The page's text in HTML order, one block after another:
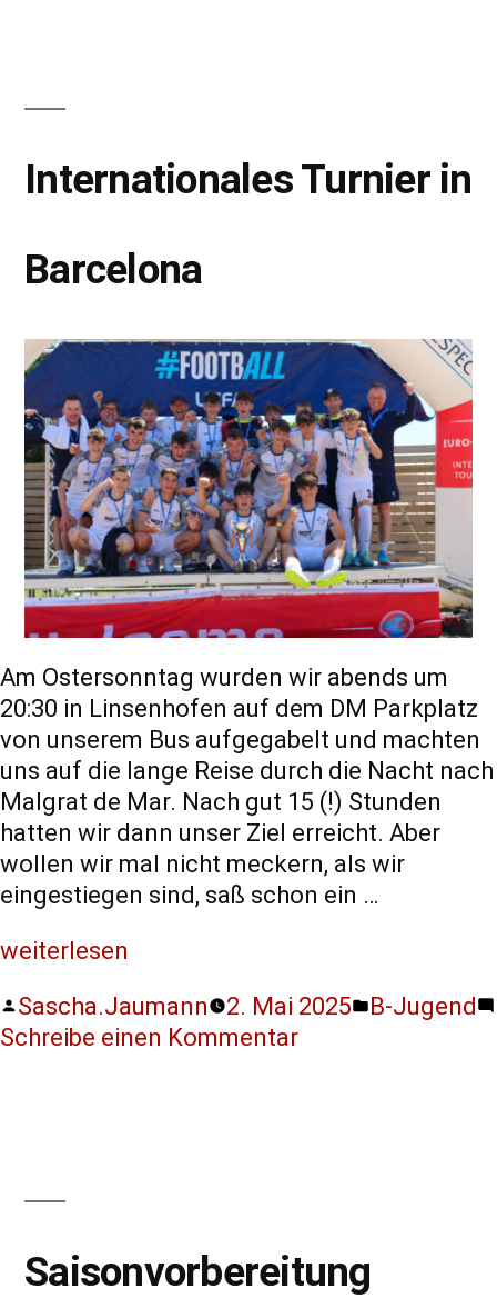
Internationales Turnier in
Barcelona
Am Ostersonntag wurden wir abends um
20:30 in Linsenhofen auf dem DM Parkplatz
von unserem Bus aufgegabelt und machten
uns auf die lange Reise durch die Nacht nach
Malgrat de Mar. Nach gut 15 (!) Stunden
hatten wir dann unser Ziel erreicht. Aber
wollen wir mal nicht meckern, als wir
eingestiegen sind, saß schon ein …
weiterlesen
Sascha.Jaumann
2. Mai 2025
B-Jugend
Schreibe einen Kommentar
Saisonvorbereitung